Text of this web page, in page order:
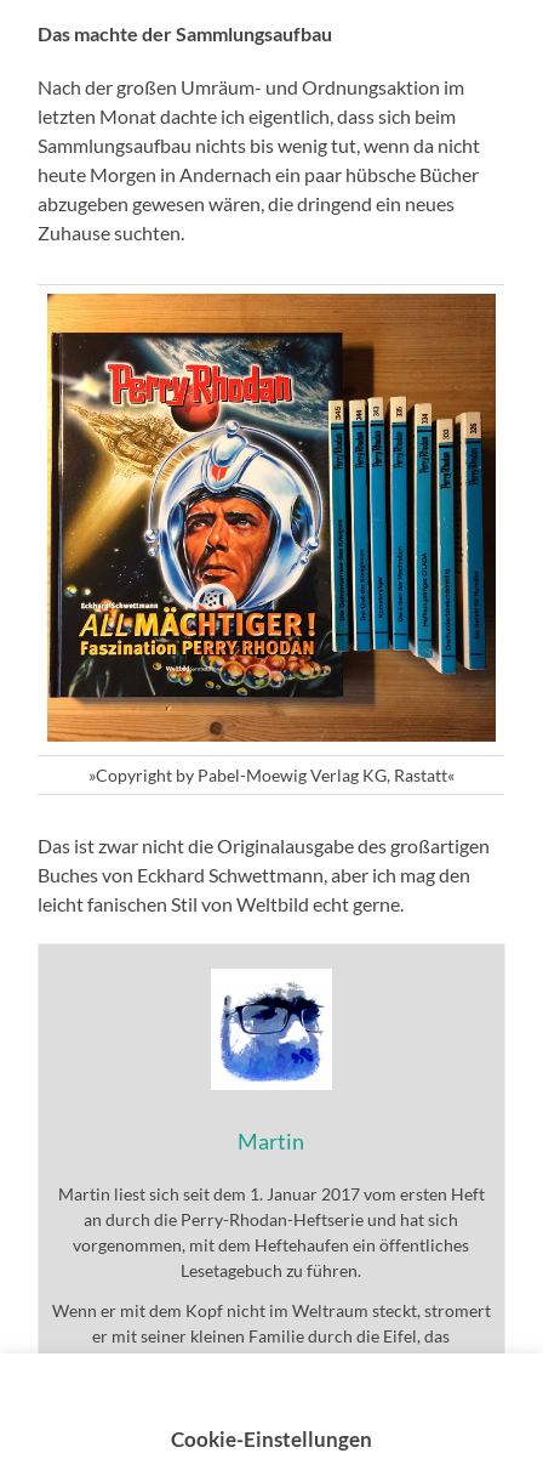
Das machte der Sammlungsaufbau
Nach der großen Umräum- und Ordnungsaktion im
letzten Monat dachte ich eigentlich, dass sich beim
Sammlungsaufbau nichts bis wenig tut, wenn da nicht
heute Morgen in Andernach ein paar hübsche Bücher
abzugeben gewesen wären, die dringend ein neues
Zuhause suchten.
»Copyright by Pabel-Moewig Verlag KG, Rastatt«
Das ist zwar nicht die Originalausgabe des großartigen
Buches von Eckhard Schwettmann, aber ich mag den
leicht fanischen Stil von Weltbild echt gerne.
Martin
Martin liest sich seit dem 1. Januar 2017 vom ersten Heft
an durch die Perry-Rhodan-Heftserie und hat sich
vorgenommen, mit dem Heftehaufen ein öffentliches
Lesetagebuch zu führen.
Wenn er mit dem Kopf nicht im Weltraum steckt, stromert
er mit seiner kleinen Familie durch die Eifel, das
Cookie-Einstellungen